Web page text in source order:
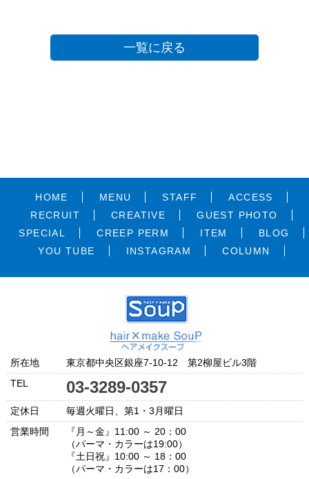
一覧に戻る
HOME MENU STAFF
ACCESS
RECRUIT
CREATIVE
GUEST PHOTO
SPECIAL
CREEP PERM ITEM
BLOG
YOU TUBE
INSTAGRAM COLUMN
所在地
東京都中央区銀座7-10-12 第2柳屋ビル3階
TEL
03-3289-0357
定休日
毎週火曜日、第1・3月曜日
営業時間
『月～金』11:00 ～ 20：00
（パーマ・カラーは19:00）
『土日祝』10:00 ～ 18：00
（パーマ・カラーは17：00）